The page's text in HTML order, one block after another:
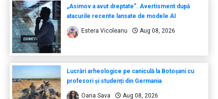
„Asimov a avut dreptate”. Avertisment după
atacurile recente lansate de modele AI
Estera Vicoleanu Aug 08, 2026
Lucrări arheologice pe caniculă la Botoșani cu
profesori și studenți din Germania
Oana Sava Aug 08, 2026